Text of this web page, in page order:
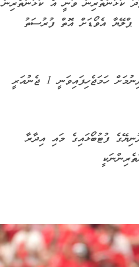
ކުޅުންތެރިން ވަނީ އެ ކުޅުންތެރިން
ޕްލޭޔާ އެވޯޑަށް އޮތް ފުރުސަތު
މިފަހަރުގެ ވޯލްޑް ކަޕުގެ އެންމެ އުންމީދީ ކުޅުންތެރިޔާގެ އެވޯޑު ދިނުމަށް ހަމަޖެހިފައިވަނީ 1 ޖެނުއަރީ
ފުޓުބޯޅައިގެ މައި އިދާރާ